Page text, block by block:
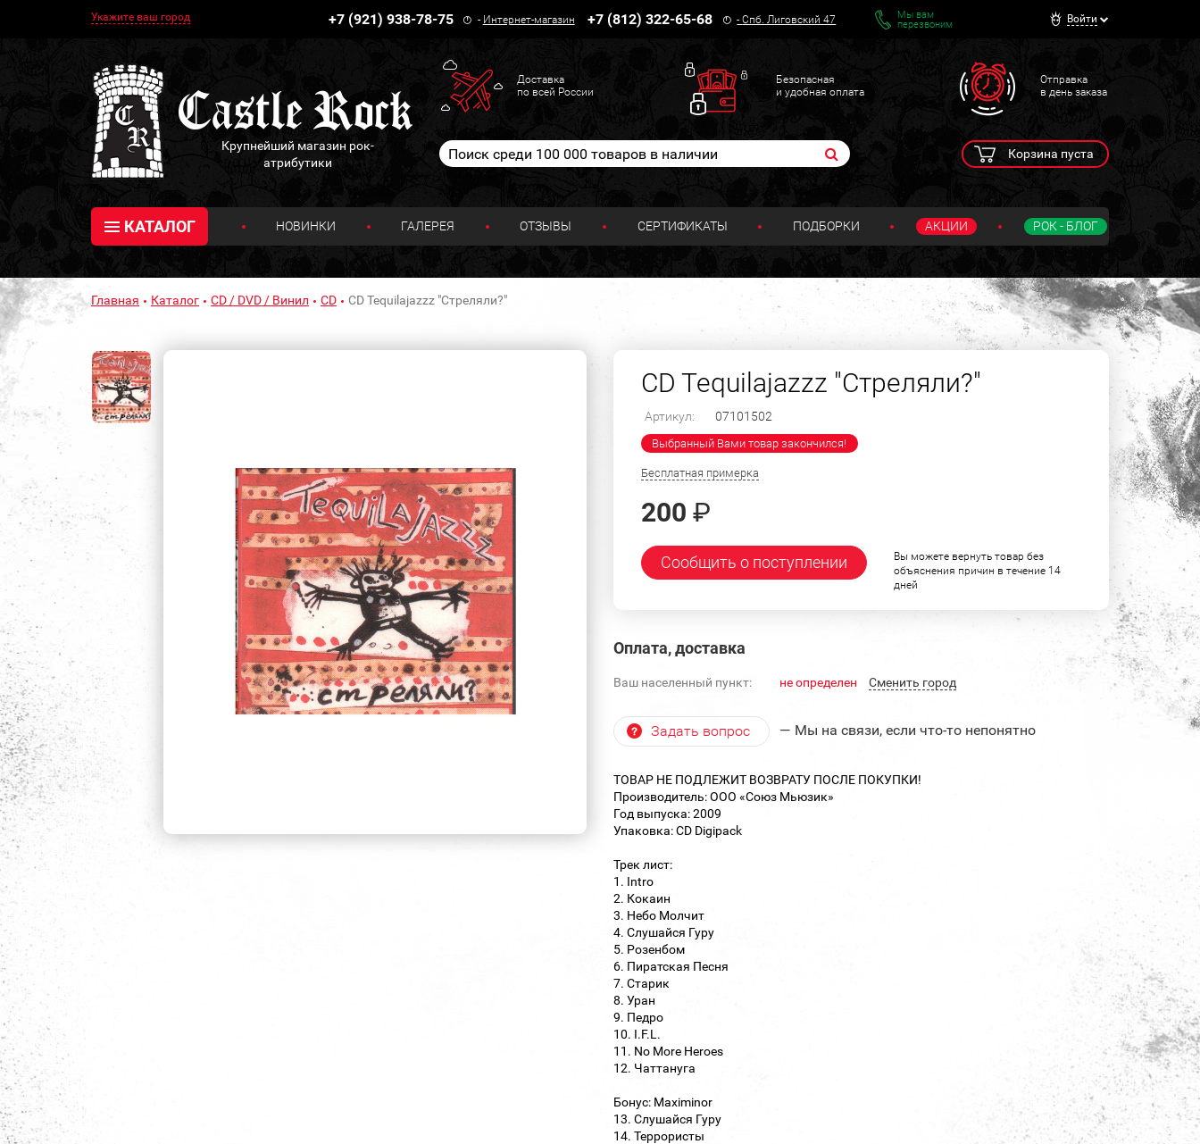
Укажите ваш город +7 (921) 938-78-75 - Интернет-магазин +7 (812) 322-65-68 -Спб. Лиговский 47
Мы вам
перезвоним
Войти
Крупнейший магазин рок-
атрибутики
Доставка
по всей России
Безопасная
и удобная оплата
Отправка
в день заказа
Корзина пуста
КАТАЛОГ НОВИНКИ ГАЛЕРЕЯ ОТЗЫВЫ СЕРТИФИКАТЫ ПОДБОРКИ АКЦИИ РОК - БЛОГ
Главная Каталог CD / DVD / Винил CD CD Tequilajazzz "Стреляли?"
CD Tequilajazzz "Стреляли?"
Артикул: 07101502
Выбранный Вами товар закончился!
Бесплатная примерка
200 ₽
Сообщить о поступлении
Вы можете вернуть товар без
объяснения причин в течение 14
дней
Оплата, доставка
Ваш населенный пункт: не определен Cменить город
Задать вопрос — Мы на связи, если что-то непонятно
ТОВАР НЕ ПОДЛЕЖИТ ВОЗВРАТУ ПОСЛЕ ПОКУПКИ!
Производитель: ООО «Союз Мьюзик»
Год выпуска: 2009
Упаковка: CD Digipack
Трек лист:
1. Intro
2. Кокаин
3. Небо Молчит
4. Слушайся Гуру
5. Розенбом
6. Пиратская Песня
7. Старик
8. Уран
9. Педро
10. I.F.L.
11. No More Heroes
12. Чаттануга
Бонус: Maximinor
13. Слушайся Гуру
14. Террористы